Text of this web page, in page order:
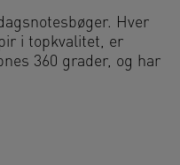
Hver
i topkvalitet, er
360 grader, og har